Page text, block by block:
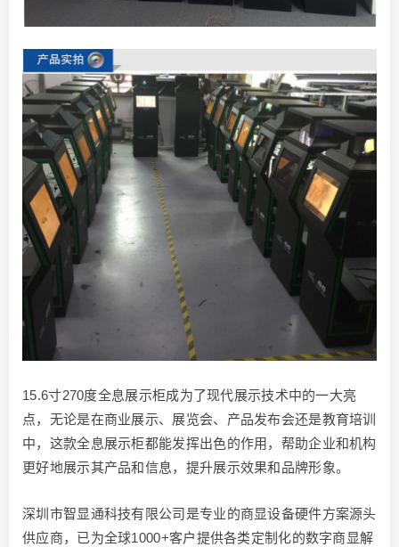
15.6寸270度全息展示柜成为了现代展示技术中的一大亮
点，无论是在商业展示、展览会、产品发布会还是教育培训
中，这款全息展示柜都能发挥出色的作用，帮助企业和机构
更好地展示其产品和信息，提升展示效果和品牌形象。
深圳市智显通科技有限公司是专业的商显设备硬件方案源头
供应商，已为全球1000+客户提供各类定制化的数字商显解